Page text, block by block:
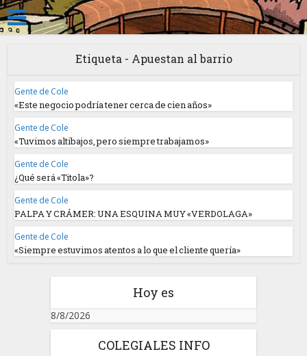
Etiqueta - Apuestan al barrio
Gente de Cole
«Este negocio podría tener cerca de cien años»
Gente de Cole
«Tuvimos altibajos, pero siempre trabajamos»
Gente de Cole
¿Qué será «Titola»?
Gente de Cole
PALPA Y CRÁMER: UNA ESQUINA MUY «VERDOLAGA»
Gente de Cole
«Siempre estuvimos atentos a lo que el cliente quería»
Hoy es
8/8/2026
COLEGIALES INFO